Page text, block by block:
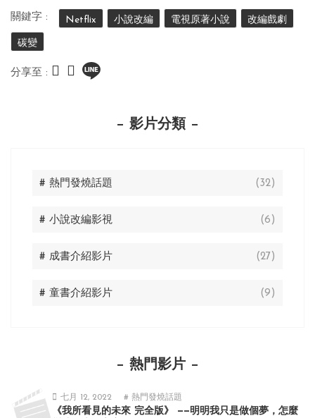
關鍵字 : Netflix 小說改編 電視原著小說 改編戲劇
碳變
分享至 :
影片分類
# 熱門發燒話題 (32)
# 小說改編影視 (6)
# 成書介紹影片 (27)
# 童書介紹影片 (9)
熱門影片
七月 12, 2022 # 熱門發燒話題
《我所看見的未來 完全版》 ——明明我只是做個夢，怎麼